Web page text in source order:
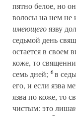
пятно белое, но
волосы на нем не
имеющегоязву
седьмой день
остается в своем
коже, то
семь дней; 6в
его, и если язва
язва по коже, то
чистым: это